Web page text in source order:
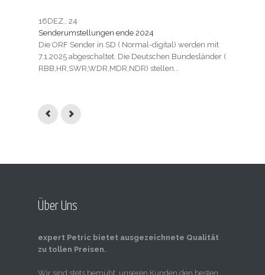
16DEZ., 24
Senderumstellungen ende 2024
Die ORF Sender in SD ( Normal-digital) werden mit
7.1.2025 abgeschaltet. Die Deutschen Bundesländer (
RBB,HR,SWR,WDR,MDR,NDR) stellen...
Über Uns
expert Petric bietet ausgezeichnete Qualität
zu tollen Preisen.
Wir sind stets bemüht, unseren Kunden den besten